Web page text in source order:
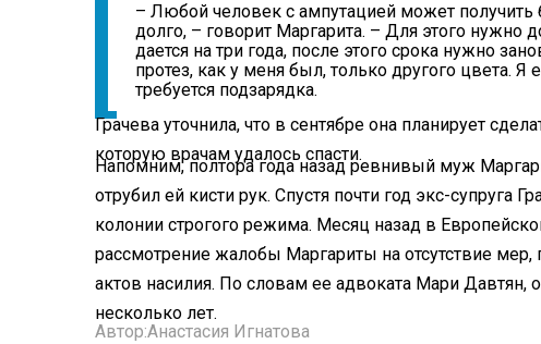
– Любой человек с ампутацией может получить
долго, – говорит Маргарита. – Для этого нужно
дается на три года, после этого срока нужно
протез, как у меня был, только другого цвета.
требуется подзарядка.
Грачева уточнила, что в сентябре она планирует
которую врачам удалось спасти.
Напомним, полтора года назад ревнивый муж
отрубил ей кисти рук. Спустя почти год экс-супруга
колонии строгого режима. Месяц назад в
рассмотрение жалобы Маргариты на отсутствие
актов насилия. По словам ее адвоката Мари
несколько лет.
Автор:Анастасия Игнатова